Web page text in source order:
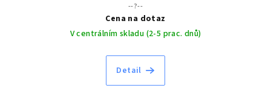
--?--
Cena na dotaz
V centrálním skladu (2-5 prac. dnů)
Detail